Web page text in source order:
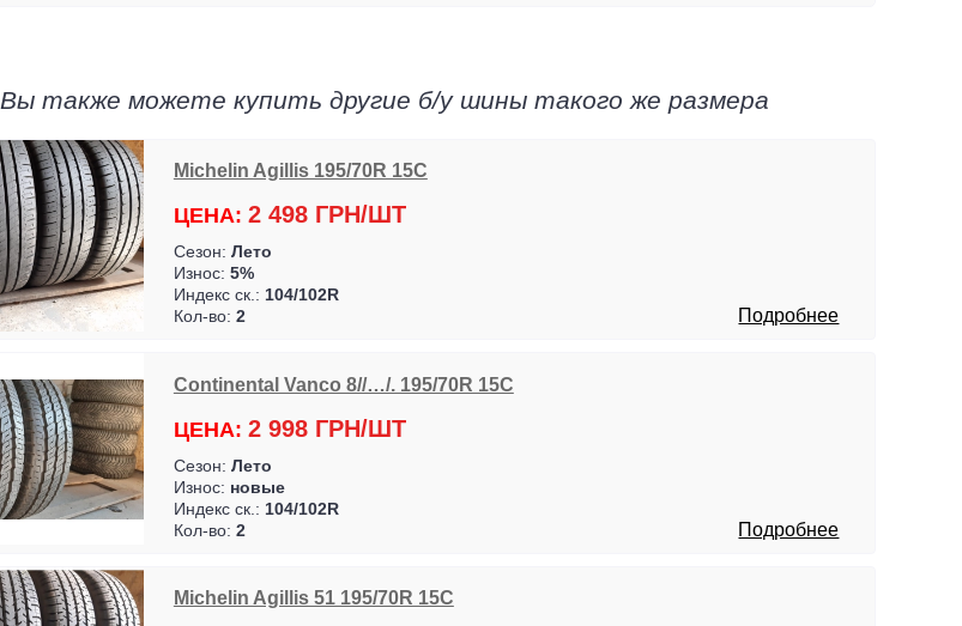
Вы также можете купить другие б/у шины такого же размера
Michelin Agillis 195/70R 15C
ЦЕНА: 2 498 ГРН/ШТ
Сезон: Лето
Износ: 5%
Индекс ск.: 104/102R
Кол-во: 2 Подробнее
Continental Vanco 8//…/. 195/70R 15C
ЦЕНА: 2 998 ГРН/ШТ
Сезон: Лето
Износ: новые
Индекс ск.: 104/102R
Кол-во: 2 Подробнее
Michelin Agillis 51 195/70R 15C